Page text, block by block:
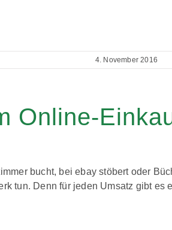
4. November 2016
Online-
bucht, bei ebay stöbert oder
tun. Denn für jeden Umsatz gibt